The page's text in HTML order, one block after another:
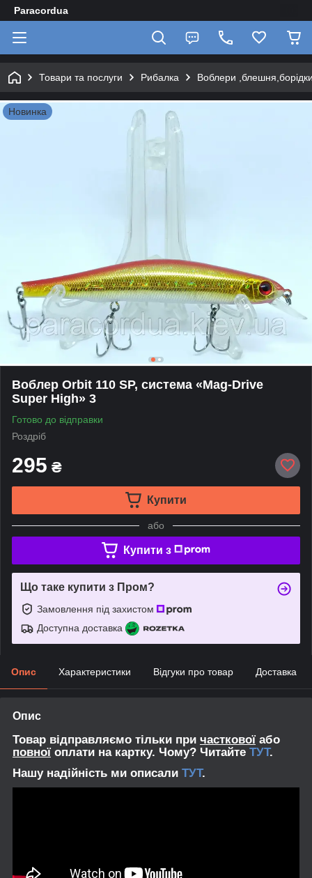
Paracordua
Товари та послуги Рибалка Воблери
Новинка
Воблер Orbit 110 SP, система «Mag-Drive
Super High» 3
Готово до відправки
Роздріб
295 ₴
Купити
або
Купити з
Що таке купити з Пром?
Замовлення під захистом
Доступна доставка
Опис Характеристики Відгуки про товар Доставка
Опис
Товар відправляємо тільки при часткової або
повної оплати на картку. Чому? Читайте ТУТ.
Нашу надійність ми описали ТУТ.